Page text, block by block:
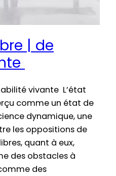
| de
vivante L’état
comme un état de
dynamique, une
les oppositions de
quant à eux,
des obstacles à
des